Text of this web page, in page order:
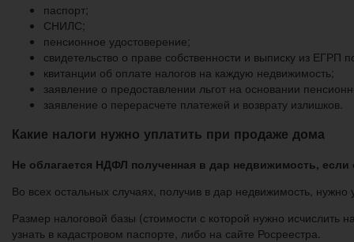
паспорт;
СНИЛС;
пенсионное удостоверение;
свидетельство о праве собственности и выписку из ЕГРП
квитанции об оплате налогов на каждую недвижимость;
заявление о предоставлении льгот на основании
заявление о перерасчете платежей и возврату излишков.
Какие налоги нужно уплатить при продаже дома
Не облагается НДФЛ полученная в дар недвижимость,
Во всех остальных случаях, получив в дар недвижимость, нужно
Размер налоговой базы (стоимости с которой нужно исчислить
узнать в кадастровом паспорте, либо на сайте Росреестра.